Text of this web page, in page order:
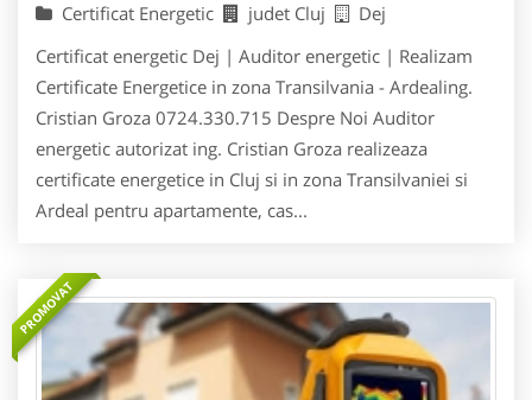
Certificat Energetic judet Cluj
Dej
Certificat energetic Dej | Auditor energetic | Realizam
Certificate Energetice in zona Transilvania - Ardealing.
Cristian Groza 0724.330.715 Despre Noi Auditor
energetic autorizat ing. Cristian Groza realizeaza
certificate energetice in Cluj si in zona Transilvaniei si
Ardeal pentru apartamente, cas...
PROMOVAT